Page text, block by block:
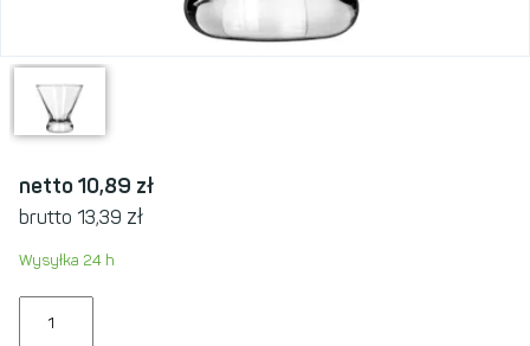
netto 10,89 zł
brutto 13,39 zł
Wysyłka 24 h